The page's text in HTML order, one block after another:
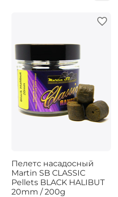
Пелетс насадосный
Martin SB CLASSIC
Pellets BLACK HALIBUT
20mm / 200g